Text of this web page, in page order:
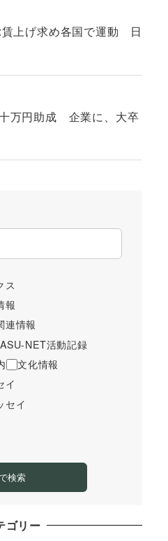
上げ求め各国で運動 日
万円助成 企業に、大卒
ス
報
連情報
ASU-NET活動記録
文化情報
イ
セイ
検索
ゴリー